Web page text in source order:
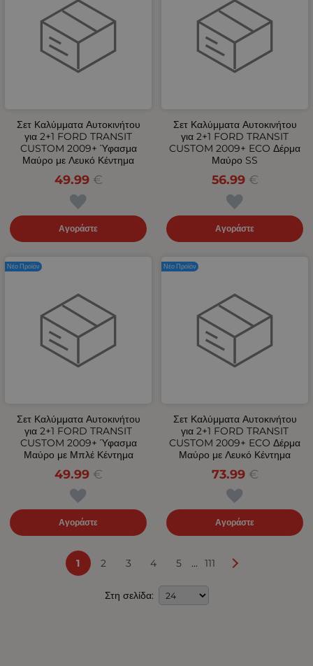
Σετ Καλύμματα Αυτοκινήτου
για 2+1 FORD TRANSIT
CUSTOM 2009+ Ύφασμα
Μαύρο με Λευκό Κέντημα
49.99 €
Αγοράστε
Σετ Καλύμματα Αυτοκινήτου
για 2+1 FORD TRANSIT
CUSTOM 2009+ ECO Δέρμα
Μαύρο SS
56.99 €
Αγοράστε
Σετ Καλύμματα Αυτοκινήτου
για 2+1 FORD TRANSIT
CUSTOM 2009+ Ύφασμα
Μαύρο με Μπλέ Κέντημα
49.99 €
Αγοράστε
Νέο Προϊόν
Σετ Καλύμματα Αυτοκινήτου
για 2+1 FORD TRANSIT
CUSTOM 2009+ ECO Δέρμα
Μαύρο με Λευκό Κέντημα
73.99 €
Αγοράστε
Νέο Προϊόν
1 2 3 4 5 ... 111
Στη σελίδα: